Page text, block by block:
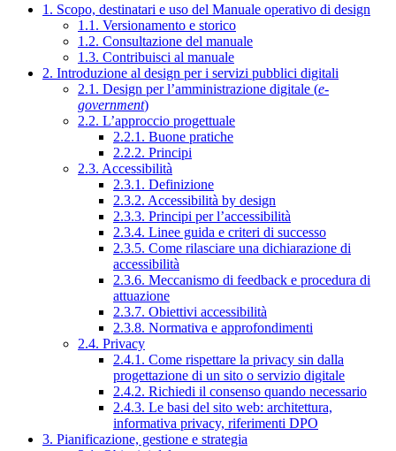
1. Scopo, destinatari e uso del Manuale operativo di design
1.1. Versionamento e storico
1.2. Consultazione del manuale
1.3. Contribuisci al manuale
2. Introduzione al design per i servizi pubblici digitali
2.1. Design per l’amministrazione digitale (e-
government)
2.2. L’approccio progettuale
2.2.1. Buone pratiche
2.2.2. Principi
2.3. Accessibilità
2.3.1. Definizione
2.3.2. Accessibilità by design
2.3.3. Principi per l’accessibilità
2.3.4. Linee guida e criteri di successo
2.3.5. Come rilasciare una dichiarazione di
accessibilità
2.3.6. Meccanismo di feedback e procedura di
attuazione
2.3.7. Obiettivi accessibilità
2.3.8. Normativa e approfondimenti
2.4. Privacy
2.4.1. Come rispettare la privacy sin dalla
progettazione di un sito o servizio digitale
2.4.2. Richiedi il consenso quando necessario
2.4.3. Le basi del sito web: architettura,
informativa privacy, riferimenti DPO
3. Pianificazione, gestione e strategia